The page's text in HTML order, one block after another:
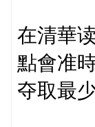
在清華
點會准
夺取最